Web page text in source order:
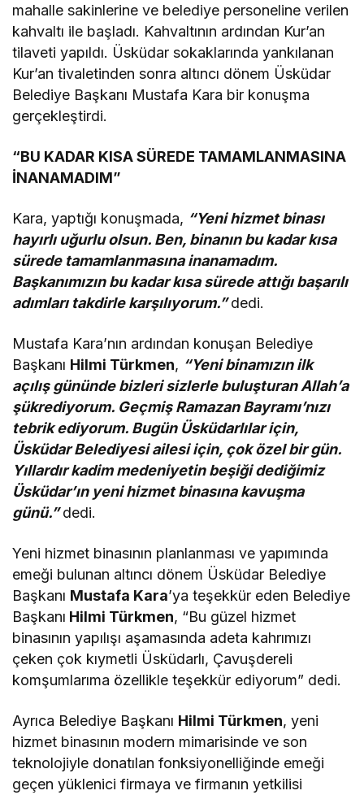
mahalle sakinlerine ve belediye personeline verilen
kahvaltı ile başladı. Kahvaltının ardından Kur’an
tilaveti yapıldı. Üsküdar sokaklarında yankılanan
Kur’an tivaletinden sonra altıncı dönem Üsküdar
Belediye Başkanı Mustafa Kara bir konuşma
gerçekleştirdi.
“BU KADAR KISA SÜREDE TAMAMLANMASINA
İNANAMADIM”
Kara, yaptığı konuşmada, “Yeni hizmet binası
hayırlı uğurlu olsun. Ben, binanın bu kadar kısa
sürede tamamlanmasına inanamadım.
Başkanımızın bu kadar kısa sürede attığı başarılı
adımları takdirle karşılıyorum.”dedi.
Mustafa Kara’nın ardından konuşan Belediye
Başkanı Hilmi Türkmen, “Yeni binamızın ilk
açılış gününde bizleri sizlerle buluşturan Allah’a
şükrediyorum. Geçmiş Ramazan Bayramı’nızı
tebrik ediyorum. Bugün Üsküdarlılar için,
Üsküdar Belediyesi ailesi için, çok özel bir gün.
Yıllardır kadim medeniyetin beşiği dediğimiz
Üsküdar’ın yeni hizmet binasına kavuşma
günü.”dedi.
Yeni hizmet binasının planlanması ve yapımında
emeği bulunan altıncı dönem Üsküdar Belediye
Başkanı Mustafa Kara’ya teşekkür eden Belediye
Başkanı Hilmi Türkmen, “Bu güzel hizmet
binasının yapılışı aşamasında adeta kahrımızı
çeken çok kıymetli Üsküdarlı, Çavuşdereli
komşumlarıma özellikle teşekkür ediyorum” dedi.
Ayrıca Belediye Başkanı Hilmi Türkmen, yeni
hizmet binasının modern mimarisinde ve son
teknolojiyle donatılan fonksiyonelliğinde emeği
geçen yüklenici firmaya ve firmanın yetkilisi